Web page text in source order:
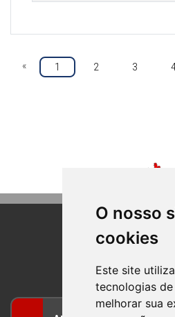
O nosso
cookies
Este site
tecnologias
melhorar sua
« 1 2 3
BOM
RIO GRANDE